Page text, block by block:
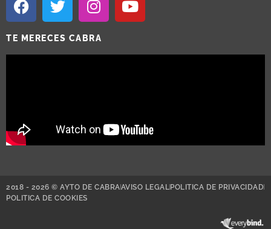
TE MERECES CABRA
2018 - 2026 © AYTO DE CABRAAVISO LEGAL POLITICA DE PRIVACIDAD
POLITICA DE COOKIES